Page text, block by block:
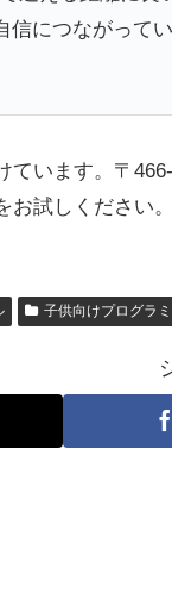
につながって
ています。〒
試しください。
子供向けプログラ